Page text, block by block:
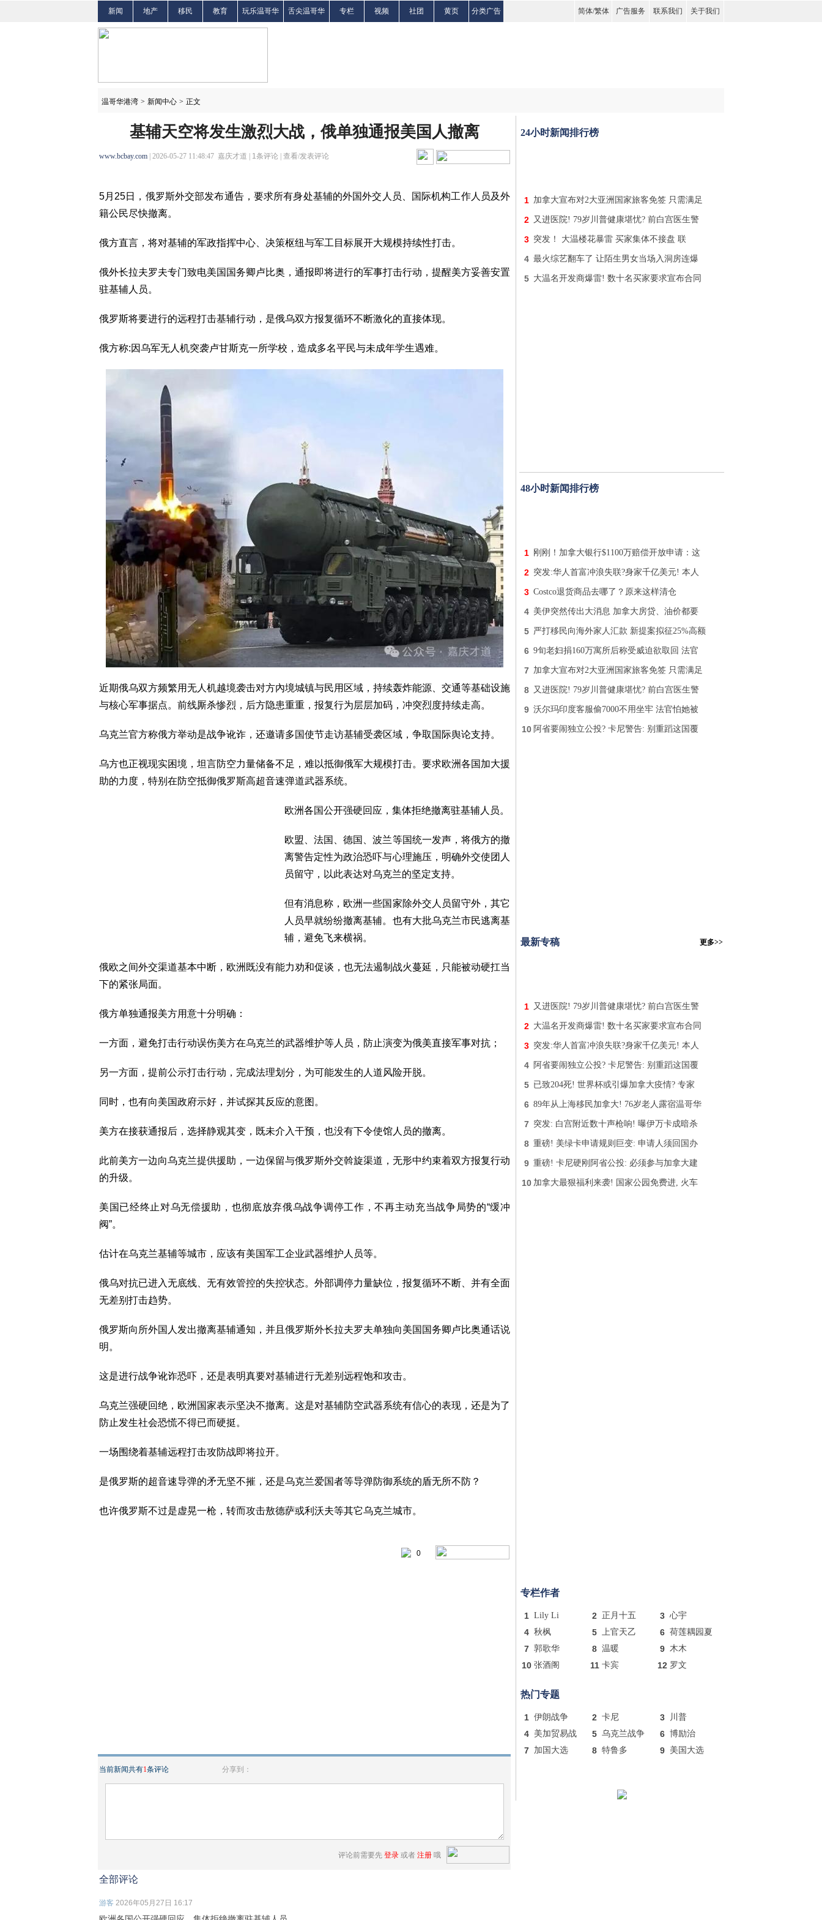
新闻 地产 移民 教育 玩乐温哥华 舌尖温哥华 专栏 视频 社团 黄页 分类广告 简体/繁体 广告服务 联系我们 关于我们
温哥华港湾 > 新闻中心 > 正文
基辅天空将发生激烈大战，俄单独通报美国人撤离
www.bcbay.com | 2026-05-27 11:48:47 嘉庆才道 | 1条评论 | 查看/发表评论
5月25日，俄罗斯外交部发布通告，要求所有身处基辅的外国外交人员、国际机构工作人员及外
籍公民尽快撤离。
俄方直言，将对基辅的军政指挥中心、决策枢纽与军工目标展开大规模持续性打击。
俄外长拉夫罗夫专门致电美国国务卿卢比奥，通报即将进行的军事打击行动，提醒美方妥善安置
驻基辅人员。
俄罗斯将要进行的远程打击基辅行动，是俄乌双方报复循环不断激化的直接体现。
俄方称:因乌军无人机突袭卢甘斯克一所学校，造成多名平民与未成年学生遇难。
近期俄乌双方频繁用无人机越境袭击对方內境城镇与民用区域，持续轰炸能源、交通等基础设施
与核心军事据点。前线厮杀惨烈，后方隐患重重，报复行为层层加码，冲突烈度持续走高。
乌克兰官方称俄方举动是战争讹诈，还邀请多国使节走访基辅受袭区域，争取国际舆论支持。
乌方也正视现实困境，坦言防空力量储备不足，难以抵御俄军大规模打击。要求欧洲各国加大援
助的力度，特别在防空抵御俄罗斯高超音速弹道武器系统。
欧洲各国公开强硬回应，集体拒绝撤离驻基辅人员。
欧盟、法国、德国、波兰等国统一发声，将俄方的撤
离警告定性为政治恐吓与心理施压，明确外交使团人
员留守，以此表达对乌克兰的坚定支持。
但有消息称，欧洲一些国家除外交人员留守外，其它
人员早就纷纷撤离基辅。也有大批乌克兰市民逃离基
辅，避免飞来横祸。
俄欧之间外交渠道基本中断，欧洲既没有能力劝和促谈，也无法遏制战火蔓延，只能被动硬扛当
下的紧张局面。
俄方单独通报美方用意十分明确：
一方面，避免打击行动误伤美方在乌克兰的武器维护等人员，防止演变为俄美直接军事对抗；
另一方面，提前公示打击行动，完成法理划分，为可能发生的人道风险开脱。
同时，也有向美国政府示好，并试探其反应的意图。
美方在接获通报后，选择静观其变，既未介入干预，也没有下令使馆人员的撤离。
此前美方一边向乌克兰提供援助，一边保留与俄罗斯外交斡旋渠道，无形中约束着双方报复行动
的升级。
美国已经终止对乌无偿援助，也彻底放弃俄乌战争调停工作，不再主动充当战争局势的“缓冲
阀”。
估计在乌克兰基辅等城市，应该有美国军工企业武器维护人员等。
俄乌对抗已进入无底线、无有效管控的失控状态。外部调停力量缺位，报复循环不断、并有全面
无差别打击趋势。
俄罗斯向所外国人发出撤离基辅通知，并且俄罗斯外长拉夫罗夫单独向美国国务卿卢比奥通话说
明。
这是进行战争讹诈恐吓，还是表明真要对基辅进行无差别远程饱和攻击。
乌克兰强硬回绝，欧洲国家表示坚决不撤离。这是对基辅防空武器系统有信心的表现，还是为了
防止发生社会恐慌不得已而硬挺。
一场围绕着基辅远程打击攻防战即将拉开。
是俄罗斯的超音速导弹的矛无坚不摧，还是乌克兰爱国者等导弹防御系统的盾无所不防？
也许俄罗斯不过是虚晃一枪，转而攻击敖德萨或利沃夫等其它乌克兰城市。
0
当前新闻共有1条评论 分享到：
评论前需要先 登录 或者 注册 哦
全部评论
游客 2026年05月27日 16:17
24小时新闻排行榜
1 加拿大宣布对2大亚洲国家旅客免签 只需满足
2 又进医院! 79岁川普健康堪忧? 前白宫医生警
3 突发！ 大温楼花暴雷 买家集体不接盘 联
4 最火综艺翻车了 让陌生男女当场入洞房连爆
5 大温名开发商爆雷! 数十名买家要求宣布合同
48小时新闻排行榜
1 刚刚！加拿大银行$1100万赔偿开放申请：这
2 突发:华人首富冲浪失联?身家千亿美元! 本人
3 Costco退货商品去哪了？原来这样清仓
4 美伊突然传出大消息 加拿大房贷、油价都要
5 严打移民向海外家人汇款 新提案拟征25%高额
6 9旬老妇捐160万寓所后称受威迫欲取回 法官
7 加拿大宣布对2大亚洲国家旅客免签 只需满足
8 又进医院! 79岁川普健康堪忧? 前白宫医生警
9 沃尔玛印度客服偷7000不用坐牢 法官怕她被
10 阿省要闹独立公投? 卡尼警告: 别重蹈这国覆
最新专稿 更多>>
1 又进医院! 79岁川普健康堪忧? 前白宫医生警
2 大温名开发商爆雷! 数十名买家要求宣布合同
3 突发:华人首富冲浪失联?身家千亿美元! 本人
4 阿省要闹独立公投? 卡尼警告: 别重蹈这国覆
5 已致204死! 世界杯或引爆加拿大疫情? 专家
6 89年从上海移民加拿大! 76岁老人露宿温哥华
7 突发: 白宫附近数十声枪响! 曝伊万卡成暗杀
8 重磅! 美绿卡申请规则巨变: 申请人须回国办
9 重磅! 卡尼硬刚阿省公投: 必须参与加拿大建
10 加拿大最狠福利来袭! 国家公园免费进, 火车
专栏作者
1 Lily Li 2 正月十五 3 心宇
4 秋枫 5 上官天乙 6 荷莲耦园夏
7 郭歌华 8 温暖 9 木木
10 张酒阁 11 卡宾 12 罗文
热门专题
1 伊朗战争 2 卡尼 3 川普
4 美加贸易战 5 乌克兰战争 6 博励治
7 加国大选 8 特鲁多 9 美国大选